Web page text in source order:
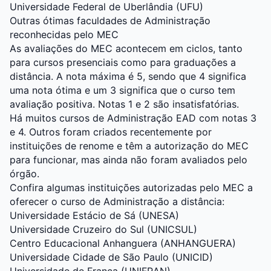
Universidade Federal de Uberlândia (UFU)
Outras ótimas faculdades de Administração
reconhecidas pelo MEC
As avaliações do MEC acontecem em ciclos, tanto
para cursos presenciais como para graduações a
distância. A nota máxima é 5, sendo que 4 significa
uma nota ótima e um 3 significa que o curso tem
avaliação positiva. Notas 1 e 2 são insatisfatórias.
Há muitos cursos de Administração EAD com notas 3
e 4. Outros foram criados recentemente por
instituições de renome e têm a autorização do MEC
para funcionar, mas ainda não foram avaliados pelo
órgão.
Confira algumas instituições autorizadas pelo MEC a
oferecer o curso de Administração a distância:
Universidade Estácio de Sá (UNESA)
Universidade Cruzeiro do Sul (UNICSUL)
Centro Educacional Anhanguera (ANHANGUERA)
Universidade Cidade de São Paulo (UNICID)